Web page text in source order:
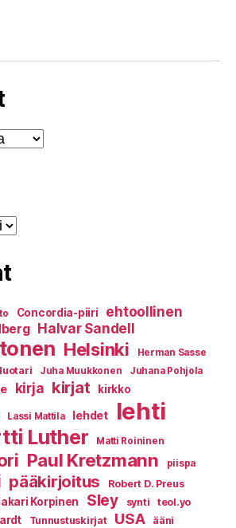
Concordia-piiri ehtoollinen
Halvar Sandell
Helsinki
Herman Sasse
Juha Muukkonen Juhana Pohjola
kirja kirjat kirkko
Lassi Mattila lehdet lehti
Luther
Matti Roininen
Paul Kretzmann piispa
pääkirjoitus Robert D. Preus
Korpinen Sley synti teol.yo
Tunnustuskirjat USA ääni